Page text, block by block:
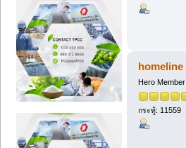
homeline
Hero Member
กระทู้: 11559